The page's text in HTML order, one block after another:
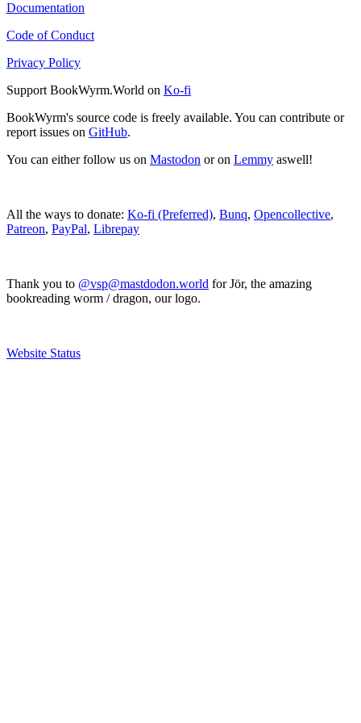
Documentation
Code of Conduct
Privacy Policy
Support BookWyrm.World on Ko-fi
BookWyrm's source code is freely available. You can contribute or
report issues on GitHub.
You can either follow us on Mastodon or on Lemmy aswell!
All the ways to donate: Ko-fi (Preferred), Bunq, Opencollective,
Patreon, PayPal, Librepay
Thank you to @vsp@mastdodon.world for Jör, the amazing
bookreading worm / dragon, our logo.
Website Status